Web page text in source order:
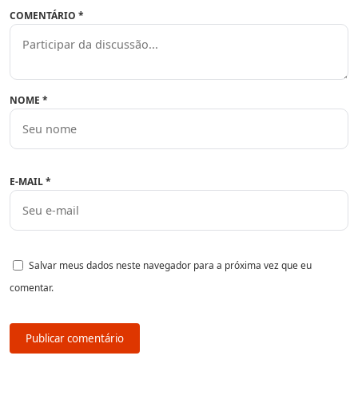
COMENTÁRIO *
NOME *
E-MAIL*
Salvar meus dados neste navegador para a próxima vez que eu
comentar.